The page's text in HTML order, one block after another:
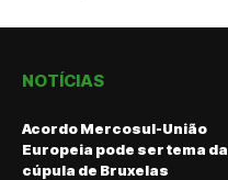
NOTÍCIAS
Acordo Mercosul-União
Europeia pode ser tema da
cúpula de Bruxelas